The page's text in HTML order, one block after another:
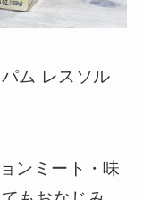
ム レスソル
ンミート・味